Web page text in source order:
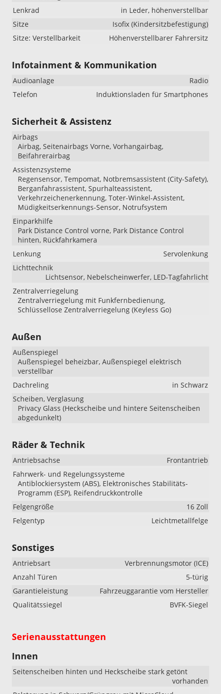
Lenkrad
in Leder, höhenverstellbar
Sitze
Isofix (Kindersitzbefestigung)
Sitze: Verstellbarkeit
Höhenverstellbarer Fahrersitz
Infotainment & Kommunikation
Audioanlage
Radio
Telefon
Induktionsladen für Smartphones
Sicherheit & Assistenz
Airbags
Airbag, Seitenairbags Vorne, Vorhangairbag,
Beifahrerairbag
Assistenzsysteme
Regensensor, Tempomat, Notbremsassistent (City-Safety),
Berganfahrassistent, Spurhalteassistent,
Verkehrzeichenerkennung, Toter-Winkel-Assistent,
Müdigkeitserkennungs-Sensor, Notrufsystem
Einparkhilfe
Park Distance Control vorne, Park Distance Control
hinten, Rückfahrkamera
Lenkung
Servolenkung
Lichttechnik
Lichtsensor, Nebelscheinwerfer, LED-Tagfahrlicht
Zentralverriegelung
Zentralverriegelung mit Funkfernbedienung,
Schlüssellose Zentralverriegelung (Keyless Go)
Außen
Außenspiegel
Außenspiegel beheizbar, Außenspiegel elektrisch
verstellbar
Dachreling
in Schwarz
Scheiben, Verglasung
Privacy Glass (Heckscheibe und hintere Seitenscheiben
abgedunkelt)
Räder & Technik
Antriebsachse
Frontantrieb
Fahrwerk- und Regelungssysteme
Antiblockiersystem (ABS), Elektronisches Stabilitäts-
Programm (ESP), Reifendruckkontrolle
Felgengröße
16 Zoll
Felgentyp
Leichtmetallfelge
Sonstiges
Antriebsart
Verbrennungsmotor (ICE)
Anzahl Türen
5-türig
Garantieleistung
Fahrzeuggarantie vom Hersteller
Qualitätssiegel
BVFK-Siegel
Serienausstattungen
Innen
Seitenscheiben hinten und Heckscheibe stark getönt
vorhanden